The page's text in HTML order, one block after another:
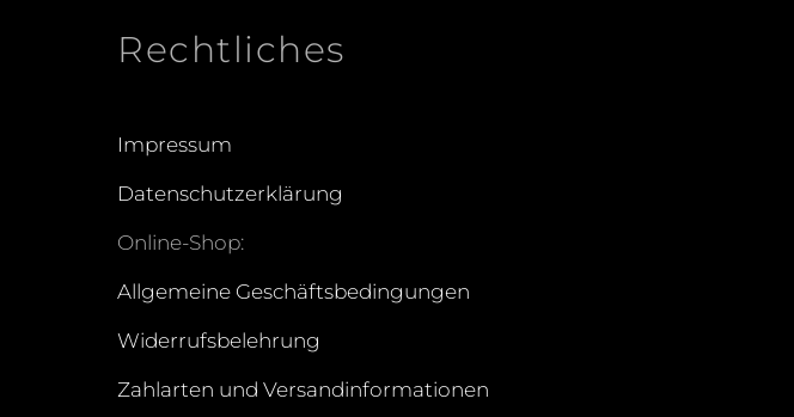
Rechtliches
Impressum
Datenschutzerklärung
Online-Shop:
Allgemeine Geschäftsbedingungen
Widerrufsbelehrung
Zahlarten und Versandinformationen